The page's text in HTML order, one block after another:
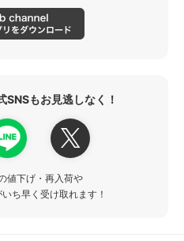
SNSもお見逃しなく！
値下げ・再入荷や
ち早く受け取れます！